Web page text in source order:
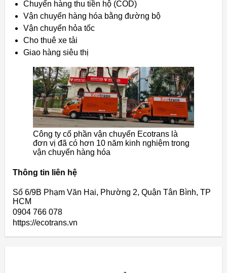
Chuyển hàng thu tiền hộ (COD)
Vận chuyển hàng hóa bằng đường bộ
Vận chuyển hỏa tốc
Cho thuê xe tải
Giao hàng siêu thị
Công ty cổ phần vận chuyển Ecotrans là
đơn vị đã có hơn 10 năm kinh nghiệm trong
vận chuyển hàng hóa
Thông tin liên hệ
Số 6/9B Phạm Văn Hai, Phường 2, Quận Tân Bình, TP
HCM
0904 766 078
https://ecotrans.vn